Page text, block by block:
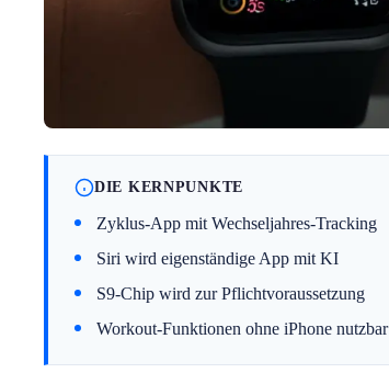
DIE KERNPUNKTE
Zyklus-App mit Wechseljahres-Tracking
Siri wird eigenständige App mit KI
S9-Chip wird zur Pflichtvoraussetzung
Workout-Funktionen ohne iPhone nutzbar